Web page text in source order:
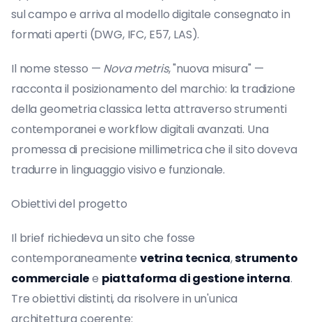
sul campo e arriva al modello digitale consegnato in
formati aperti (DWG, IFC, E57, LAS).
Il nome stesso — Nova metris, "nuova misura" —
racconta il posizionamento del marchio: la tradizione
della geometria classica letta attraverso strumenti
contemporanei e workflow digitali avanzati. Una
promessa di precisione millimetrica che il sito doveva
tradurre in linguaggio visivo e funzionale.
Obiettivi del progetto
Il brief richiedeva un sito che fosse
contemporaneamente vetrina tecnica,strumento
commercialee piattaforma di gestione interna.
Tre obiettivi distinti, da risolvere in un'unica